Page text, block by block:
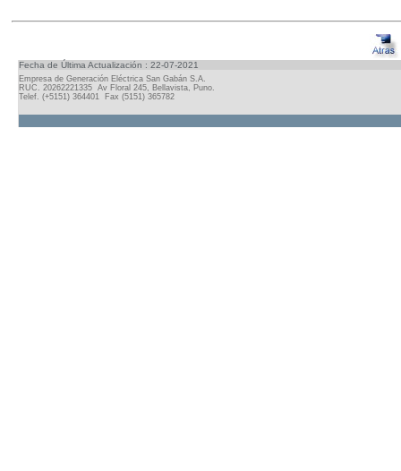
Fecha de Última Actualización : 22-07-2021
Empresa de Generación Eléctrica San Gabán S.A.
RUC. 20262221335 Av Floral 245, Bellavista, Puno.
Telef. (+5151) 364401 Fax (5151) 365782